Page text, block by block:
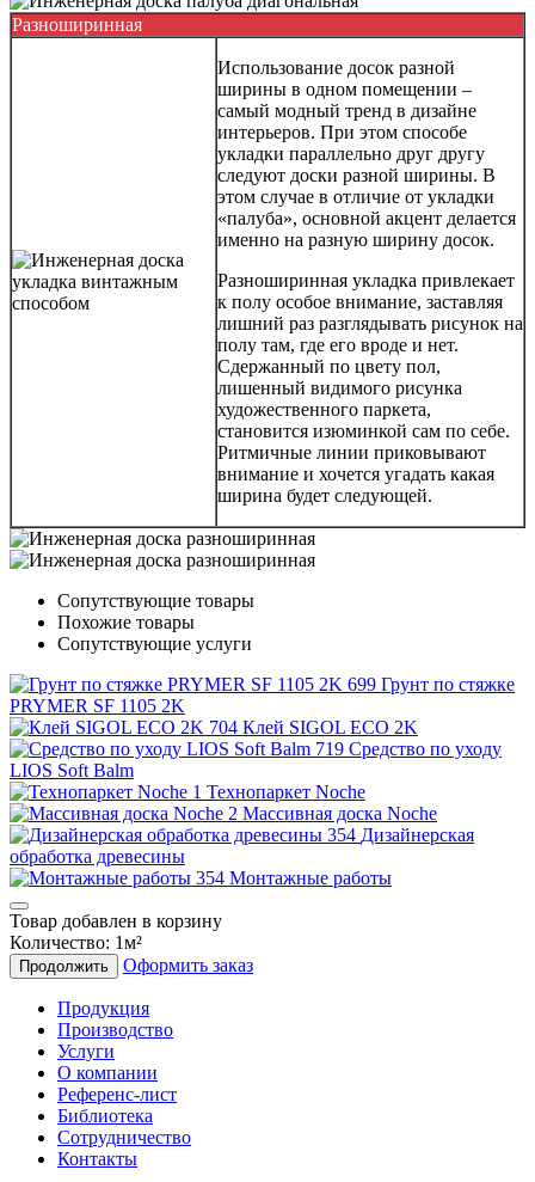
Разноширинная
Использование досок разной
ширины в одном помещении –
самый модный тренд в дизайне
интерьеров. При этом способе
укладки параллельно друг другу
следуют доски разной ширины. В
этом случае в отличие от укладки
«палуба», основной акцент делается
именно на разную ширину досок.
Разноширинная укладка привлекает
к полу особое внимание, заставляя
лишний раз разглядывать рисунок на
полу там, где его вроде и нет.
Сдержанный по цвету пол,
лишенный видимого рисунка
художественного паркета,
становится изюминкой сам по себе.
Ритмичные линии приковывают
внимание и хочется угадать какая
ширина будет следующей.
Сопутствующие товары
Похожие товары
Сопутствующие услуги
Грунт по стяжке
PRYMER SF 1105 2K
Клей SIGOL ECO 2K
Средство по уходу
LIOS Soft Balm
Технопаркет Noche
Массивная доска Noche
Дизайнерская
обработка древесины
Монтажные работы
Товар добавлен в корзину
Количество: 1м²
Продолжить Оформить заказ
Продукция
Производство
Услуги
О компании
Референс-лист
Библиотека
Сотрудничество
Контакты